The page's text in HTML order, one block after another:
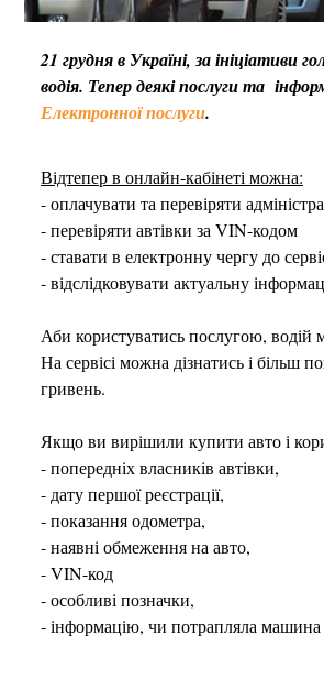
21 грудня в Україні, за
водія. Тепер деякі послуги та
Електронної послуги.
Відтепер в онлайн-кабінеті можна:
- оплачувати та перевіряти
- перевіряти автівки за VIN-кодом
- ставати в електронну чергу до
- відслідковувати актуальну
Аби користуватись послугою, водій
На сервісі можна дізнатись і більш
гривень.
Якщо ви вирішили купити авто і
- попередніх власників автівки,
- дату першої реєстрації,
- показання одометра,
- наявні обмеження на авто,
- VIN-код
- особливі позначки,
- інформацію, чи потрапляла